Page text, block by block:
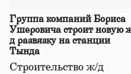
Группа компаний Бориса
Ушеровича строит новую
д развязку на станции
Тында
Строительство ж/д